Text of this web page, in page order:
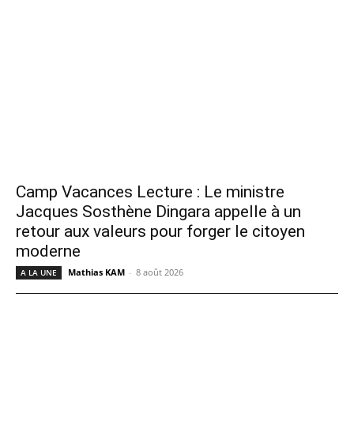
Camp Vacances Lecture : Le ministre
Jacques Sosthène Dingara appelle à un
retour aux valeurs pour forger le citoyen
moderne
A LA UNE Mathias KAM - 8 août 2026